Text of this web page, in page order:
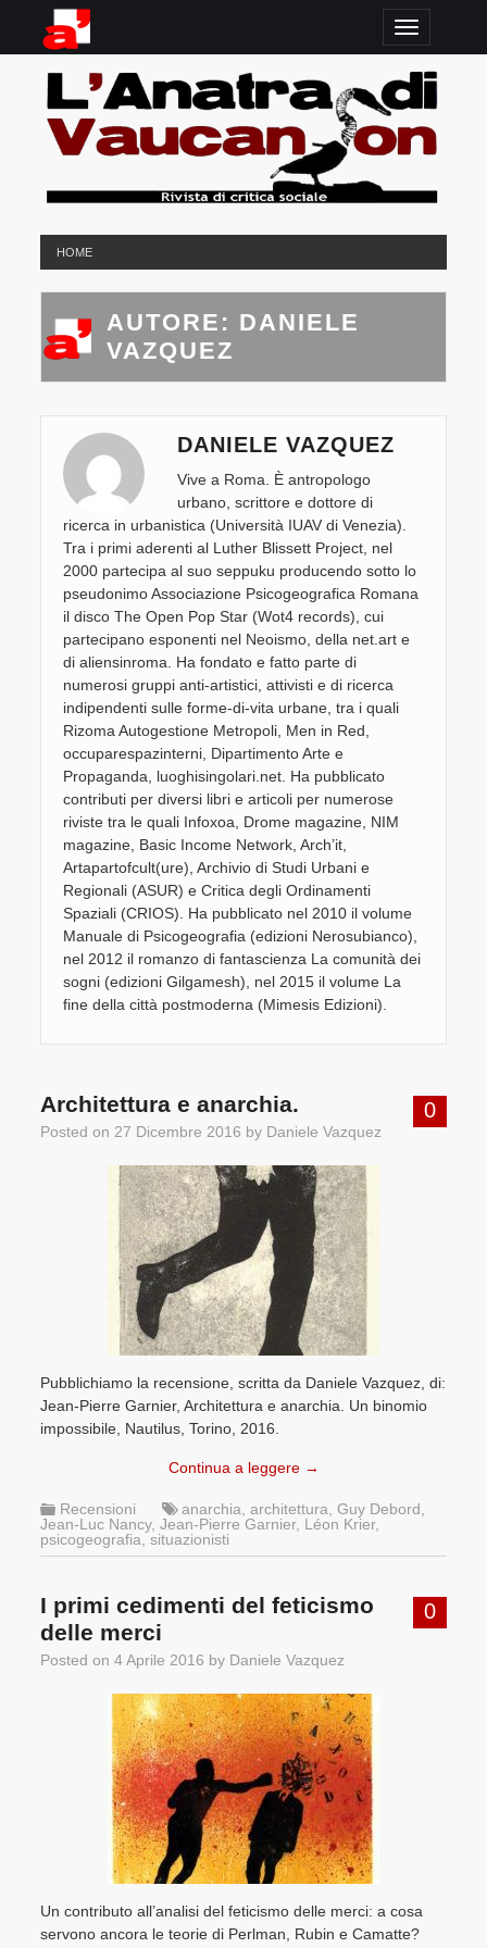
TOGGLE
HOME
AUTORE: DANIELE
VAZQUEZ
DANIELE VAZQUEZ
Vive a Roma. È antropologo
urbano, scrittore e dottore di
ricerca in urbanistica (Università IUAV di Venezia).
Tra i primi aderenti al Luther Blissett Project, nel
2000 partecipa al suo seppuku producendo sotto lo
pseudonimo Associazione Psicogeografica Romana
il disco The Open Pop Star (Wot4 records), cui
partecipano esponenti nel Neoismo, della net.art e
di aliensinroma. Ha fondato e fatto parte di
numerosi gruppi anti-artistici, attivisti e di ricerca
indipendenti sulle forme-di-vita urbane, tra i quali
Rizoma Autogestione Metropoli, Men in Red,
occuparespazinterni, Dipartimento Arte e
Propaganda, luoghisingolari.net. Ha pubblicato
contributi per diversi libri e articoli per numerose
riviste tra le quali Infoxoa, Drome magazine, NIM
magazine, Basic Income Network, Arch’it,
Artapartofcult(ure), Archivio di Studi Urbani e
Regionali (ASUR) e Critica degli Ordinamenti
Spaziali (CRIOS). Ha pubblicato nel 2010 il volume
Manuale di Psicogeografia (edizioni Nerosubianco),
nel 2012 il romanzo di fantascienza La comunità dei
sogni (edizioni Gilgamesh), nel 2015 il volume La
fine della città postmoderna (Mimesis Edizioni).
0
Architettura e anarchia.
Posted on 27 Dicembre 2016 by Daniele Vazquez
Pubblichiamo la recensione, scritta da Daniele Vazquez, di:
Jean-Pierre Garnier, Architettura e anarchia. Un binomio
impossibile, Nautilus, Torino, 2016.
Continua a leggere →
Recensioni anarchia ,architettura ,Guy Debord
Jean-Luc Nancy,Jean-Pierre Garnier, Léon Krier,
psicogeografia ,situazionisti
0
I primi cedimenti del feticismo
delle merci
Posted on 4 Aprile 2016 by Daniele Vazquez
Un contributo all’analisi del feticismo delle merci: a cosa
servono ancora le teorie di Perlman, Rubin e Camatte?